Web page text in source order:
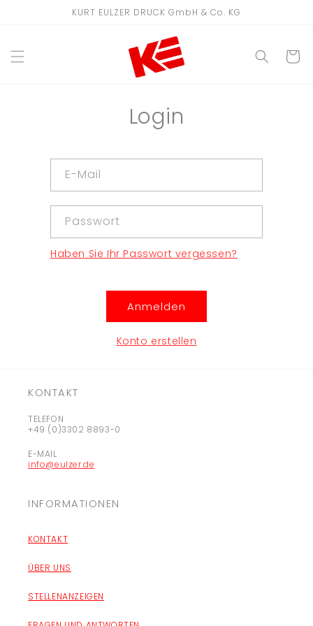
KURT EULZER DRUCK GmbH & Co. KG
Login
E-Mail
Passwort
Haben Sie Ihr Passwort vergessen?
Anmelden
Konto erstellen
KONTAKT
TELEFON
+49 (0)3302 8893-0
E-MAIL
info@eulzer.de
INFORMATIONEN
KONTAKT
ÜBER UNS
STELLENANZEIGEN